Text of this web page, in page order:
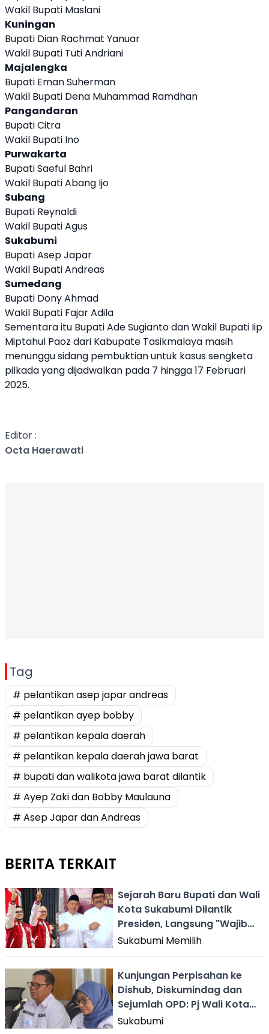
Wakil Bupati Maslani
Kuningan
Bupati Dian Rachmat Yanuar
Wakil Bupati Tuti Andriani
Majalengka
Bupati Eman Suherman
Wakil Bupati Dena Muhammad Ramdhan
Pangandaran
Bupati Citra
Wakil Bupati Ino
Purwakarta
Bupati Saeful Bahri
Wakil Bupati Abang Ijo
Subang
Bupati Reynaldi
Wakil Bupati Agus
Sukabumi
Bupati Asep Japar
Wakil Bupati Andreas
Sumedang
Bupati Dony Ahmad
Wakil Bupati Fajar Adila
Sementara itu Bupati Ade Sugianto dan Wakil Bupati Iip
Miptahul Paoz dari Kabupate Tasikmalaya masih
menunggu sidang pembuktian untuk kasus sengketa
pilkada yang dijadwalkan pada 7 hingga 17 Februari
2025.
Editor :
Octa Haerawati
Tag
# pelantikan asep japar andreas
# pelantikan ayep bobby
# pelantikan kepala daerah
# pelantikan kepala daerah jawa barat
# bupati dan walikota jawa barat dilantik
# Ayep Zaki dan Bobby Maulauna
# Asep Japar dan Andreas
BERITA TERKAIT
Sejarah Baru Bupati dan Wali
Kota Sukabumi Dilantik
Presiden, Langsung "Wajib
Militer" di Magelang
Sukabumi Memilih
Kunjungan Perpisahan ke
Dishub, Diskumindag dan
Sejumlah OPD: Pj Wali Kota
Sukabumi Apresiasi Kinerja
Sukabumi